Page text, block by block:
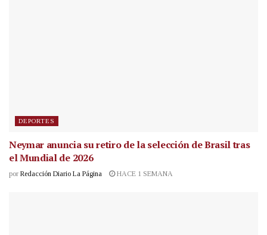
DEPORTES
Neymar anuncia su retiro de la selección de Brasil tras
el Mundial de 2026
por Redacción Diario La Página HACE 1 SEMANA